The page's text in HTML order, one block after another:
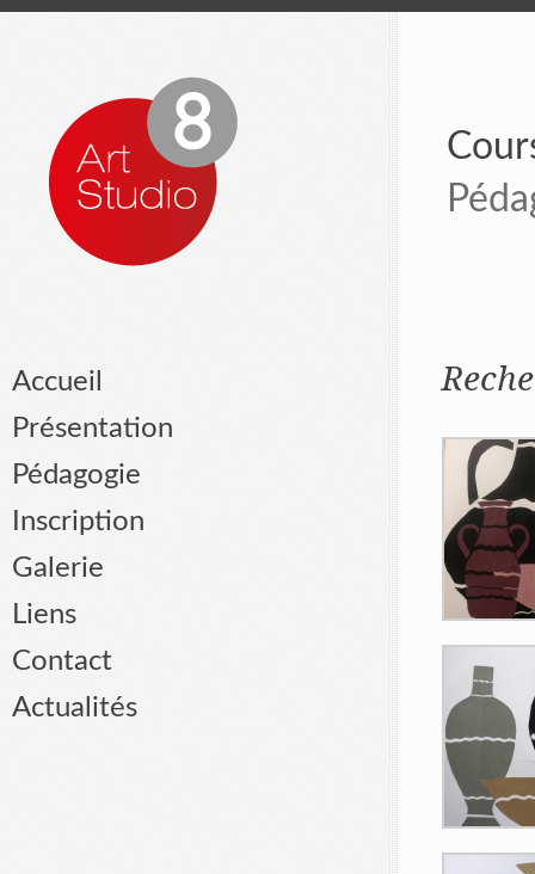
Accueil
Présentation
Pédagogie
Inscription
Galerie
Liens
Contact
Actualités